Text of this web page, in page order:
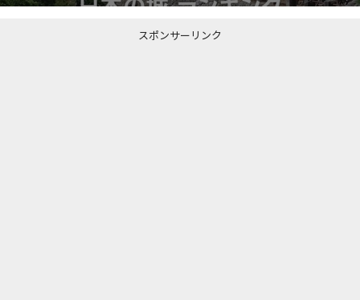
スポンサーリンク